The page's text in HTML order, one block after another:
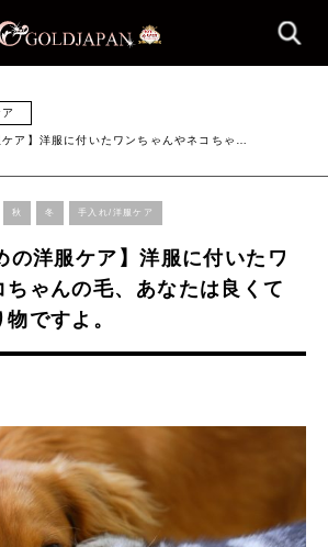
ケア】洋服に付いたワンちゃんやネコちゃ…
秋 冬 手入れ/洋服ケア
の洋服ケア】洋服に付いたワ
ちゃんの毛、あなたは良くて
ですよ。